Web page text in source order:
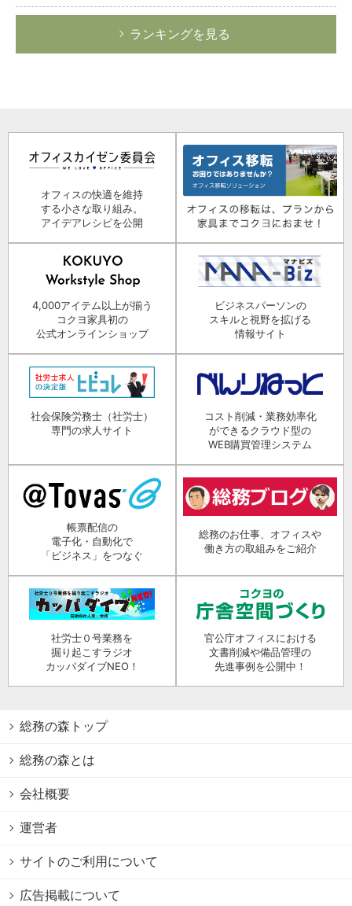
ランキングを見る
オフィスの快適を維持
する小さな取り組み。
アイデアレシピを公開
4,000アイテム以上が揃う
コクヨ家具初の
公式オンラインショップ
ビジネスパーソンの
スキルと視野を拡げる
情報サイト
社会保険労務士（社労士）
専門の求人サイト
コスト削減・業務効率化
ができるクラウド型の
WEB購買管理システム
帳票配信の
電子化・自動化で
「ビジネス」をつなぐ
総務のお仕事、オフィスや
働き方の取組みをご紹介
社労士０号業務を
掘り起こすラジオ
カッパダイブNEO！
官公庁オフィスにおける
文書削減や備品管理の
先進事例を公開中！
総務の森トップ
総務の森とは
会社概要
運営者
サイトのご利用について
広告掲載について